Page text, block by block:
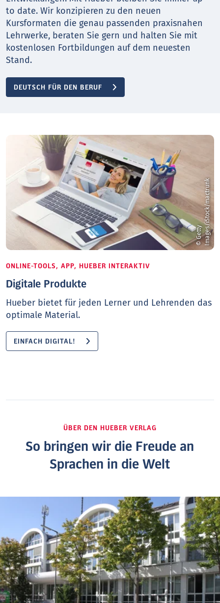
to date. Wir konzipieren zu den neuen
Kursformaten die genau passenden praxisnahen
Lehrwerke, beraten Sie gern und halten Sie mit
kostenlosen Fortbildungen auf dem neuesten
Stand.
DEUTSCH FÜR DEN BERUF
©
G
e
t
t
y
I
m
a
g
e
s
/
i
S
t
o
c
k
/
m
a
c
t
r
u
nk
ONLINE-TOOLS, APP, HUEBER INTERAKTIV
Digitale Produkte
Hueber bietet für jeden Lerner und Lehrenden das
optimale Material.
EINFACH DIGITAL!
ÜBER DEN HUEBER VERLAG
So bringen wir die Freude an
Sprachen in die Welt